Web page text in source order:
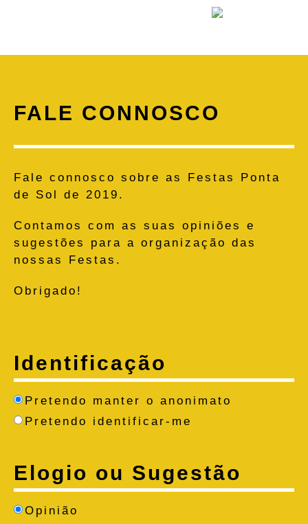
FALE CONNOSCO
Fale connosco sobre as Festas Ponta
de Sol de 2019.
Contamos com as suas opiniões e
sugestões para a organização das
nossas Festas.
Obrigado!
Identificação
Pretendo manter o anonimato
Pretendo identificar-me
Elogio ou Sugestão
Opinião